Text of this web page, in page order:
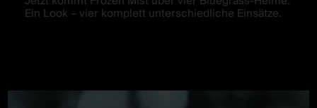
Ein Look – vier komplett unterschiedliche Einsätze.